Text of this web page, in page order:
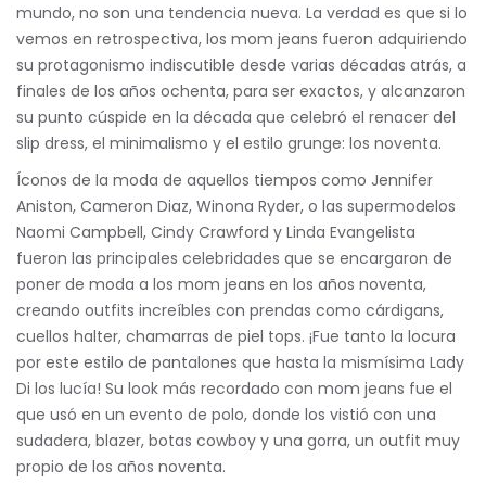
mundo, no son una tendencia nueva. La verdad es que si lo
vemos en retrospectiva, los mom jeans fueron adquiriendo
su protagonismo indiscutible desde varias décadas atrás, a
finales de los años ochenta, para ser exactos, y alcanzaron
su punto cúspide en la década que celebró el renacer del
slip dress, el minimalismo y el estilo grunge: los noventa.
Íconos de la moda de aquellos tiempos como Jennifer
Aniston, Cameron Diaz, Winona Ryder, o las supermodelos
Naomi Campbell, Cindy Crawford y Linda Evangelista
fueron las principales celebridades que se encargaron de
poner de moda a los mom jeans en los años noventa,
creando outfits increíbles con prendas como cárdigans,
cuellos halter, chamarras de piel tops. ¡Fue tanto la locura
por este estilo de pantalones que hasta la mismísima Lady
Di los lucía! Su look más recordado con mom jeans fue el
que usó en un evento de polo, donde los vistió con una
sudadera, blazer, botas cowboy y una gorra, un outfit muy
propio de los años noventa.